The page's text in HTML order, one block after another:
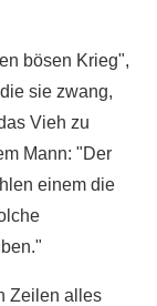
bösen Krieg",
sie zwang,
Vieh zu
Mann: "Der
einem die
Zeilen alles